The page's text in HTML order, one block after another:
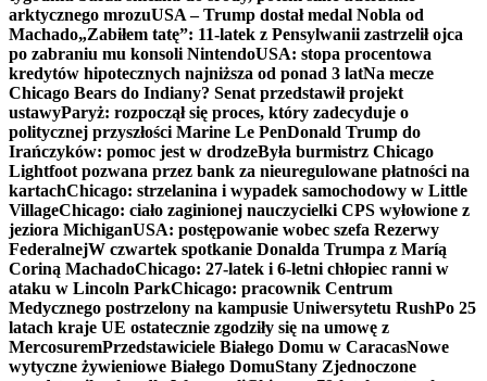
arktycznego mrozuUSA – Trump dostał medal Nobla od
Machado„Zabiłem tatę”: 11-latek z Pensylwanii zastrzelił ojca
po zabraniu mu konsoli NintendoUSA: stopa procentowa
kredytów hipotecznych najniższa od ponad 3 latNa mecze
Chicago Bears do Indiany? Senat przedstawił projekt
ustawyParyż: rozpoczął się proces, który zadecyduje o
politycznej przyszłości Marine Le PenDonald Trump do
Irańczyków: pomoc jest w drodzeByła burmistrz Chicago
Lightfoot pozwana przez bank za nieuregulowane płatności na
kartachChicago: strzelanina i wypadek samochodowy w Little
VillageChicago: ciało zaginionej nauczycielki CPS wyłowione z
jeziora MichiganUSA: postępowanie wobec szefa Rezerwy
FederalnejW czwartek spotkanie Donalda Trumpa z Maríą
Coriną MachadoChicago: 27-latek i 6-letni chłopiec ranni w
ataku w Lincoln ParkChicago: pracownik Centrum
Medycznego postrzelony na kampusie Uniwersytetu RushPo 25
latach kraje UE ostatecznie zgodziły się na umowę z
MercosuremPrzedstawiciele Białego Domu w CaracasNowe
wytyczne żywieniowe Białego DomuStany Zjednoczone